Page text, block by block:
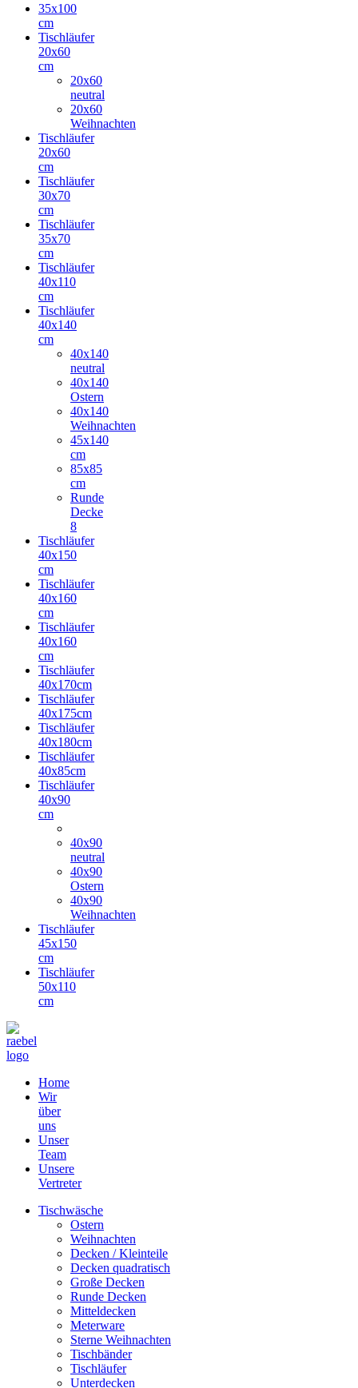
35x100
cm
Tischläufer
20x60
cm
20x60
neutral
20x60
Weihnachten
Tischläufer
20x60
cm
Tischläufer
30x70
cm
Tischläufer
35x70
cm
Tischläufer
40x110
cm
Tischläufer
40x140
cm
40x140
neutral
40x140
Ostern
40x140
Weihnachten
45x140
cm
85x85
cm
Runde
Decke
8
Tischläufer
40x150
cm
Tischläufer
40x160
cm
Tischläufer
40x160
cm
Tischläufer
40x170cm
Tischläufer
40x175cm
Tischläufer
40x180cm
Tischläufer
40x85cm
Tischläufer
40x90
cm
40x90
neutral
40x90
Ostern
40x90
Weihnachten
Tischläufer
45x150
cm
Tischläufer
50x110
cm
Home
Wir
über
uns
Unser
Team
Unsere
Vertreter
Tischwäsche
Ostern
Weihnachten
Decken / Kleinteile
Decken quadratisch
Große Decken
Runde Decken
Mitteldecken
Meterware
Sterne Weihnachten
Tischbänder
Tischläufer
Unterdecken